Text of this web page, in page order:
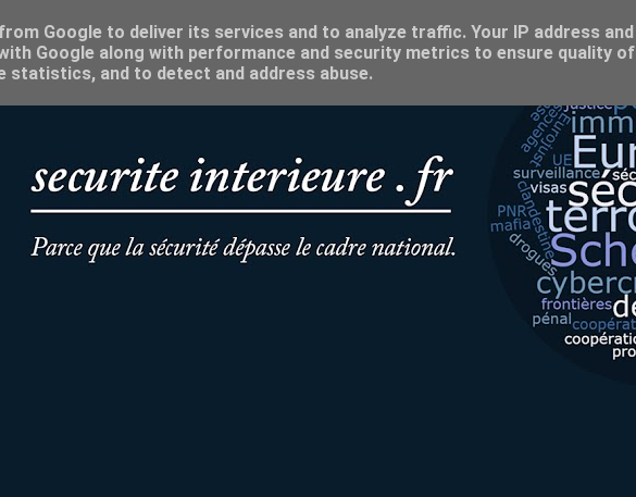
Google to deliver its services and to analyze traffic. Your IP address and
Google along with performance and security metrics to ensure quality of
statistics, and to detect and address abuse.